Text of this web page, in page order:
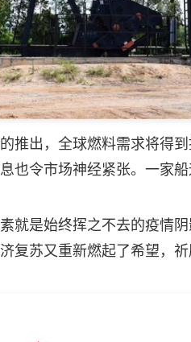
出，全球燃料需求将得到
也令市场神经紧张。一家
是始终挥之不去的疫情阴
复苏又重新燃起了希望，